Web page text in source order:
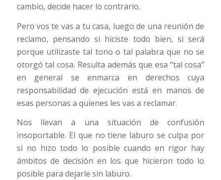
cambio, decide hacer lo contrario.
Pero vos te vas a tu casa, luego de una reunión de
reclamo, pensando si hiciste todo bien, si será
porque utilizaste tal tono o tal palabra que no se
otorgó tal cosa. Resulta además que esa “tal cosa”
en general se enmarca en derechos cuya
responsabilidad de ejecución está en manos de
esas personas a quienes les vas a reclamar.
Nos llevan a una situación de confusión
insoportable. El que no tiene laburo se culpa por
si no hizo todo lo posible cuando en rigor hay
ámbitos de decisión en los que hicieron todo lo
posible para dejarle sin laburo.